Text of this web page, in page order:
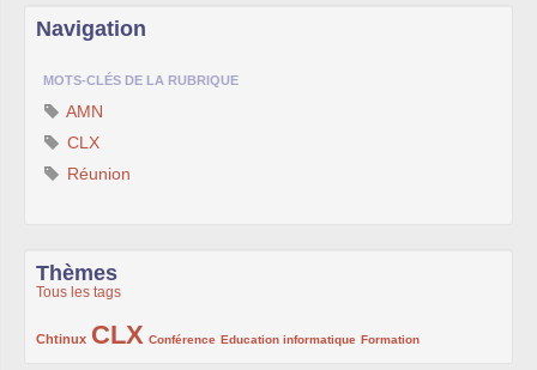
Navigation
MOTS-CLÉS DE LA RUBRIQUE
AMN
CLX
Réunion
Thèmes
Tous les tags
Chtinux
222/1002CLX
1002/1002 Conférence
132/1002 Education informatique
119/1002 Formation
168/1002